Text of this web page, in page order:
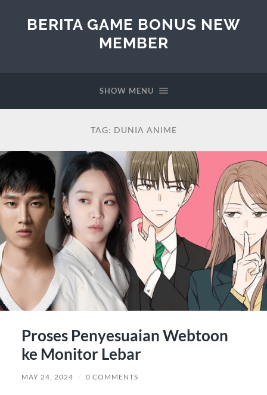
BERITA GAME BONUS NEW
MEMBER
SHOW MENU
TAG: DUNIA ANIME
Proses Penyesuaian Webtoon
ke Monitor Lebar
MAY 24, 2024 / 0 COMMENTS